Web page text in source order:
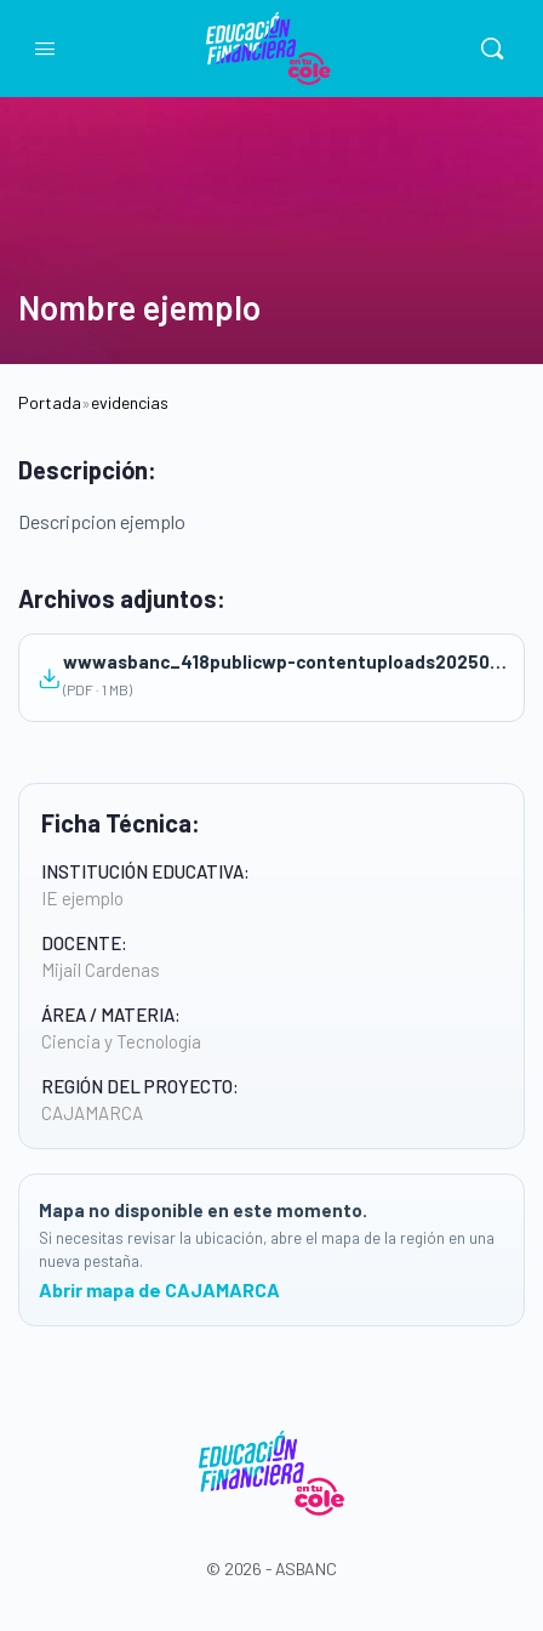
Nombre ejemplo
Portada»evidencias
Ficha Técnica:
INSTITUCIÓN EDUCATIVA:
IE ejemplo
DOCENTE:
Mijail Cardenas
ÁREA / MATERIA:
Ciencia y Tecnología
REGIÓN DEL PROYECTO:
CAJAMARCA
Mapa no disponible en este momento.
Si necesitas revisar la ubicación, abre el mapa de la región en una
nueva pestaña.
Abrir mapa de CAJAMARCA
Descripción:
Descripcion ejemplo
Archivos adjuntos:
wwwasbanc_418publicwp-contentuploads202504Ejemplo-Sesion-EF.pdf
(PDF · 1 MB)
© 2026 - ASBANC